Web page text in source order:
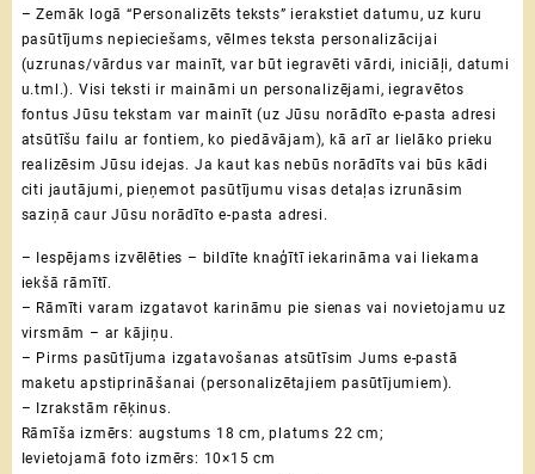
– Zemāk logā “Personalizēts teksts” ierakstiet datumu, uz kuru
pasūtījums nepieciešams, vēlmes teksta personalizācijai
(uzrunas/vārdus var mainīt, var būt iegravēti vārdi, iniciāļi, datumi
u.tml.). Visi teksti ir maināmi un personalizējami, iegravētos
fontus Jūsu tekstam var mainīt (uz Jūsu norādīto e-pasta adresi
atsūtīšu failu ar fontiem, ko piedāvājam), kā arī ar lielāko prieku
realizēsim Jūsu idejas. Ja kaut kas nebūs norādīts vai būs kādi
citi jautājumi, pieņemot pasūtījumu visas detaļas izrunāsim
saziņā caur Jūsu norādīto e-pasta adresi.
– Iespējams izvēlēties – bildīte knaģītī iekarināma vai liekama
iekšā rāmītī.
– Rāmīti varam izgatavot karināmu pie sienas vai novietojamu uz
virsmām – ar kājiņu.
– Pirms pasūtījuma izgatavošanas atsūtīsim Jums e-pastā
maketu apstiprināšanai (personalizētajiem pasūtījumiem).
– Izrakstām rēķinus.
Rāmīša izmērs: augstums 18 cm, platums 22 cm;
Ievietojamā foto izmērs: 10×15 cm